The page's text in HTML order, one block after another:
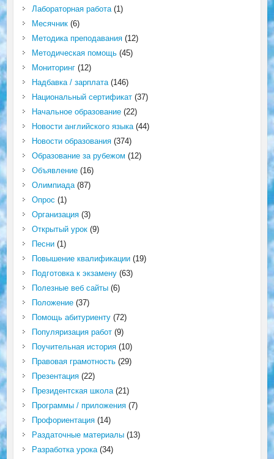
Лабораторная работа(1)
Месячник(6)
Методика преподавания(12)
Методическая помощь(45)
Мониторинг(12)
Надбавка / зарплата(146)
Национальный сертификат(37)
Начальное образование(22)
Новости английского языка(44)
Новости образования(374)
Образование за рубежом (12)
Объявление(16)
Олимпиада(87)
Опрос (1)
Организация(3)
Открытый урок(9)
Песни(1)
Повышение квалификации(19)
Подготовка к экзамену(63)
Полезные веб сайты(6)
Положение(37)
Помощь абитуриенту(72)
Популяризация работ(9)
Поучительная история(10)
Правовая грамотность(29)
Презентация(22)
Президентская школа(21)
Программы / приложения(7)
Профориентация(14)
Раздаточные материалы(13)
Разработка урока(34)